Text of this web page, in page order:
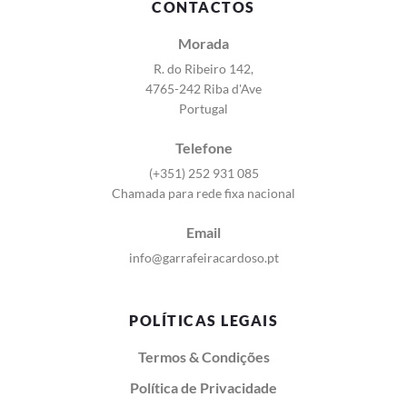
CONTACTOS
Morada
R. do Ribeiro 142,
4765-242 Riba d'Ave
Portugal
Telefone
(+351) 252 931 085
Chamada para rede fixa nacional
Email
info@garrafeiracardoso.pt
POLÍTICAS LEGAIS
Termos & Condições
Política de Privacidade